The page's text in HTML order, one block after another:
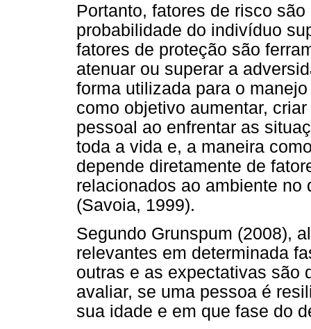
Portanto, fatores de risco
probabilidade do indivíduo
fatores de proteção são
atenuar ou superar a
forma utilizada para o
como objetivo aumentar,
pessoal ao enfrentar as
toda a vida e, a maneira
depende diretamente de
relacionados ao ambiente
(Savoia, 1999).
Segundo Grunspum (2008),
relevantes em determinada
outras e as expectativas são
avaliar, se uma pessoa é
sua idade e em que fase do